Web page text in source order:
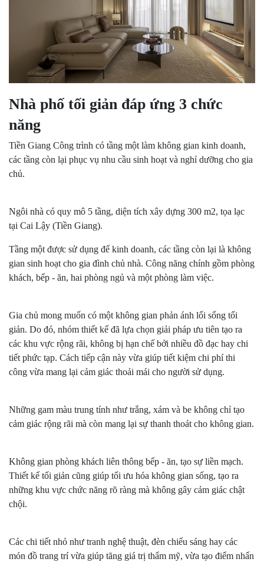
Nhà phố tối giản đáp ứng 3 chức
năng
Tiền Giang Công trình có tầng một làm không gian kinh doanh,
các tầng còn lại phục vụ nhu cầu sinh hoạt và nghỉ dưỡng cho gia
chủ.
Ngôi nhà có quy mô 5 tầng, diện tích xây dựng 300 m2, tọa lạc
tại Cai Lậy (Tiền Giang).
Tầng một được sử dụng để kinh doanh, các tầng còn lại là không
gian sinh hoạt cho gia đình chủ nhà. Công năng chính gồm phòng
khách, bếp - ăn, hai phòng ngủ và một phòng làm việc.
Gia chủ mong muốn có một không gian phản ánh lối sống tối
giản. Do đó, nhóm thiết kế đã lựa chọn giải pháp ưu tiên tạo ra
các khu vực rộng rãi, không bị hạn chế bởi nhiều đồ đạc hay chi
tiết phức tạp. Cách tiếp cận này vừa giúp tiết kiệm chi phí thi
công vừa mang lại cảm giác thoải mái cho người sử dụng.
Những gam màu trung tính như trắng, xám và be không chỉ tạo
cảm giác rộng rãi mà còn mang lại sự thanh thoát cho không gian.
Không gian phòng khách liên thông bếp - ăn, tạo sự liền mạch.
Thiết kế tối giản cũng giúp tối ưu hóa không gian sống, tạo ra
những khu vực chức năng rõ ràng mà không gây cảm giác chật
chội.
Các chi tiết nhỏ như tranh nghệ thuật, đèn chiếu sáng hay các
món đồ trang trí vừa giúp tăng giá trị thẩm mỹ, vừa tạo điểm nhấn